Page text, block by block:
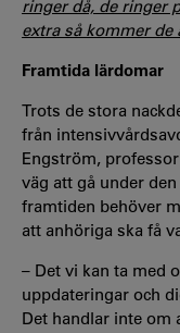
ringer då, de ringer
extra så kommer de
Framtida lärdomar
Trots de stora
från
Engström,
väg att gå under
framtiden behöver
att anhöriga ska få
– Det vi kan ta med
uppdateringar och
Det handlar inte om